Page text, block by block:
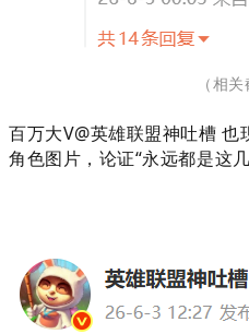
（相
百万大V@英雄联盟神吐槽
角色图片，论证“永远都是这